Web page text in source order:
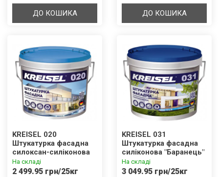
ДО КОШИКА ДО КОШИКА
KREISEL 020
Штукатурка фасадна
силоксан-силіконова
"Короїд" 1,5 / 2,0 / 3,0
мм База В
На складі
2 499.95 грн/25кг
KREISEL 031
Штукатурка фасадна
cиліконова "Баранець"
1,5 / 2,0 / 3,0 мм База D
На складі
3 049.95 грн/25кг